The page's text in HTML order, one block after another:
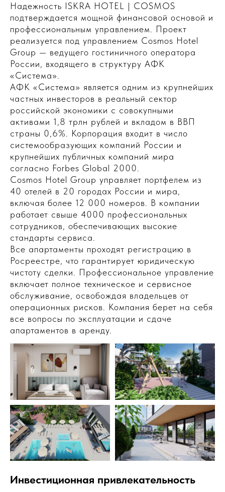
Надежность ISKRA HOTEL | COSMOS
подтверждается мощной финансовой основой и
профессиональным управлением. Проект
реализуется под управлением Cosmos Hotel
Group — ведущего гостиничного оператора
России, входящего в структуру АФК
«Система».
АФК «Система» является одним из крупнейших
частных инвесторов в реальный сектор
российской экономики с совокупными
активами 1,8 трлн рублей и вкладом в ВВП
страны 0,6%. Корпорация входит в число
системообразующих компаний России и
крупнейших публичных компаний мира
согласно Forbes Global 2000.
Cosmos Hotel Group управляет портфелем из
40 отелей в 20 городах России и мира,
включая более 12 000 номеров. В компании
работает свыше 4000 профессиональных
сотрудников, обеспечивающих высокие
стандарты сервиса.
Все апартаменты проходят регистрацию в
Росреестре, что гарантирует юридическую
чистоту сделки. Профессиональное управление
включает полное техническое и сервисное
обслуживание, освобождая владельцев от
операционных рисков. Компания берет на себя
все вопросы по эксплуатации и сдаче
апартаментов в аренду.
Инвестиционная привлекательность